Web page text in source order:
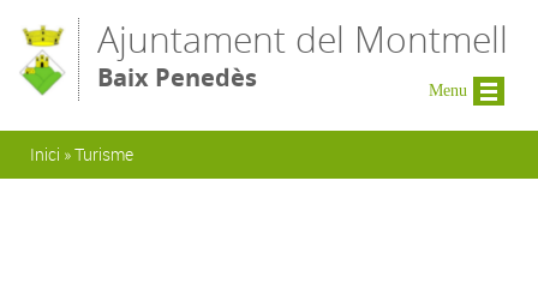
Ajuntament del Montmell
Baix Penedès
Esteu aquí
Inici »Turisme
Menu